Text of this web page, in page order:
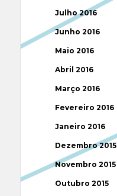
Julho 2016
Junho 2016
Maio 2016
Abril 2016
Março 2016
Fevereiro 2016
Janeiro 2016
Dezembro 2015
Novembro 2015
Outubro 2015